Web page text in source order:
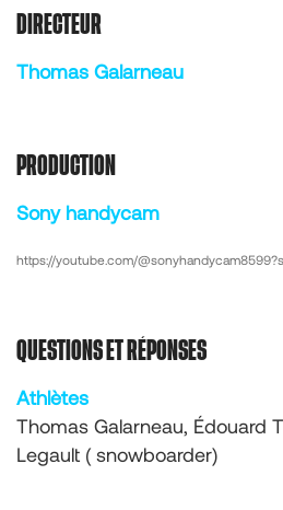
DIRECTEUR
Thomas Galarneau
PRODUCTION
Sony handycam
https://youtube.com/
QUESTIONS ET RÉPONSES
Athlètes
Thomas Galarneau, Édouard
Legault ( snowboarder)